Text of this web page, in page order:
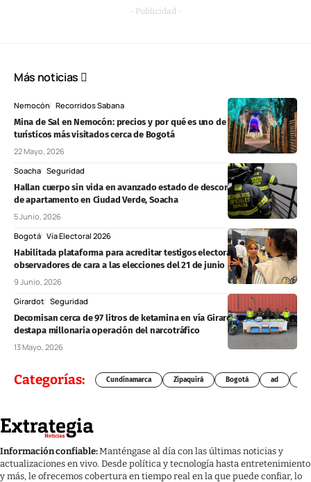
- Publicidad -
Más noticias
Nemocón Recorridos Sabana
Mina de Sal en Nemocón: precios y por qué es uno de los destinos
turísticos más visitados cerca de Bogotá
22 Mayo, 2026
Soacha Seguridad
Hallan cuerpo sin vida en avanzado estado de descomposición dentro
de apartamento en Ciudad Verde, Soacha
5 Junio, 2026
Bogotá Vía Electoral 2026
Habilitada plataforma para acreditar testigos electorales y
observadores de cara a las elecciones del 21 de junio
9 Junio, 2026
Girardot Seguridad
Decomisan cerca de 97 litros de ketamina en vía Girardot–Bogotá y
destapa millonaria operación del narcotráfico
13 Mayo, 2026
Categorías: Cundinamarca Zipaquirá Bogotá ad
Información confiable:Manténgase al día con las últimas noticias y
actualizaciones en vivo. Desde política y tecnología hasta entretenimiento
y más, le ofrecemos cobertura en tiempo real en la que puede confiar, lo